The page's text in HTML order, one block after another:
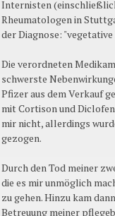
Internisten
Rheumatologen in
der Diagnose:
Die verordneten
schwerste
Pfizer aus dem Verkauf
mit Cortison und
mir nicht, allerdings
gezogen.
Durch den Tod meiner
die es mir unmöglich
zu gehen. Hinzu kam
Betreuung meiner